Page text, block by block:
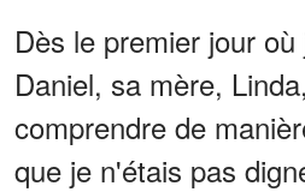
Dès le premier jour
Daniel, sa mère,
comprendre de
que je n'étais pas